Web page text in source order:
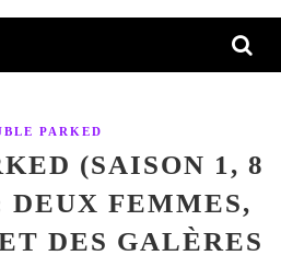
PARKED
(SAISON 1, 8
DEUX FEMMES,
DES GALÈRES